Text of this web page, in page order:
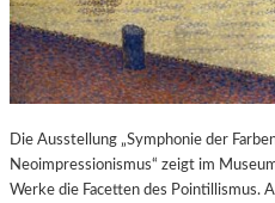
Die Ausstellung „Symphonie der
Neoimpressionismus“ zeigt im
Werke die Facetten des Pointillismus.